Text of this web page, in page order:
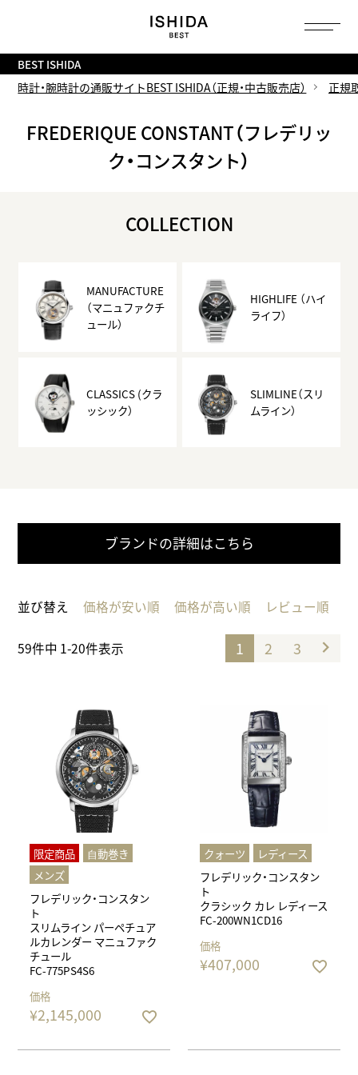
BEST ISHIDA
時計・腕時計の通販サイトBEST ISHIDA（正規・中古販売店）
正規
FREDERIQUE CONSTANT（フレデリッ
ク・コンスタント）
COLLECTION
MANUFACTURE
（マニュファクチ
ュール）
HIGHLIFE （ハイ
ライフ）
CLASSICS (クラ
ッシック）
SLIMLINE（スリ
ムライン）
ブランドの詳細はこちら
並び替え 価格が安い順 価格が高い順 レビュー順
59件中 1-20件表示 1 2 3
限定商品
⾃動巻き
メンズ
フレデリック・コンスタン
ト
スリムライン パーペチュア
ルカレンダー マニュファク
チュール
FC-775PS4S6
価格
¥2,145,000
クォーツ
レディース
フレデリック・コンスタン
ト
クラシック カレ レディース
FC-200WN1CD16
価格
¥407,000
へ